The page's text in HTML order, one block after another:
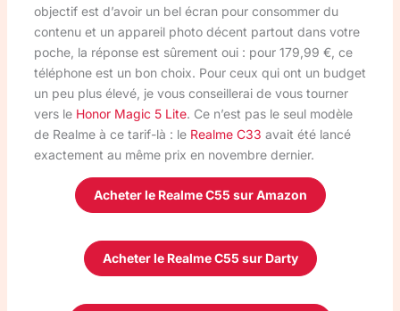
objectif est d’avoir un bel écran pour consommer du
contenu et un appareil photo décent partout dans votre
poche, la réponse est sûrement oui : pour 179,99 €, ce
téléphone est un bon choix. Pour ceux qui ont un budget
un peu plus élevé, je vous conseillerai de vous tourner
vers le Honor Magic 5 Lite. Ce n’est pas le seul modèle
de Realme à ce tarif-là : le Realme C33 avait été lancé
exactement au même prix en novembre dernier.
Acheter le Realme C55 sur Amazon
Acheter le Realme C55 sur Darty